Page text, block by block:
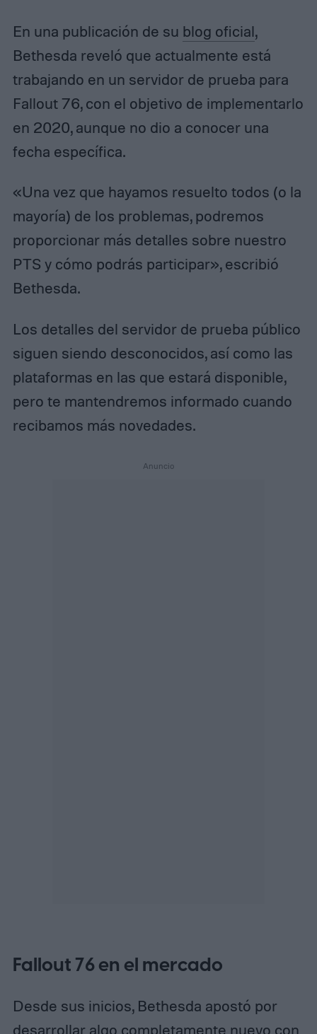
En una publicación de su blog oficial,
Bethesda reveló que actualmente está
trabajando en un servidor de prueba para
Fallout 76, con el objetivo de implementarlo
en 2020, aunque no dio a conocer una
fecha específica.
«Una vez que hayamos resuelto todos (o la
mayoría) de los problemas, podremos
proporcionar más detalles sobre nuestro
PTS y cómo podrás participar», escribió
Bethesda.
Los detalles del servidor de prueba público
siguen siendo desconocidos, así como las
plataformas en las que estará disponible,
pero te mantendremos informado cuando
recibamos más novedades.
Fallout 76 en el mercado
Desde sus inicios, Bethesda apostó por
desarrollar algo completamente nuevo con